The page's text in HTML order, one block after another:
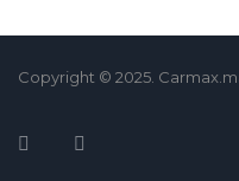
Copyright © 2025.